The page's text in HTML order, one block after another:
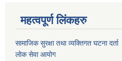
महत्वपूर्ण लिंकहरु
सामाजिक सुरक्षा तथा व्यक्तिगत घटना दर्ता
लोक सेवा आयोग